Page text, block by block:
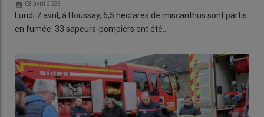
08 avril 2025
Lundi 7 avril, à Houssay, 6,5 hectares de miscanthus sont partis
en fumée. 33 sapeurs-pompiers ont été…